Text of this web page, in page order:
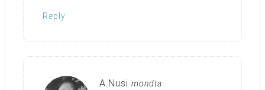
Reply
A.Nusi mondta